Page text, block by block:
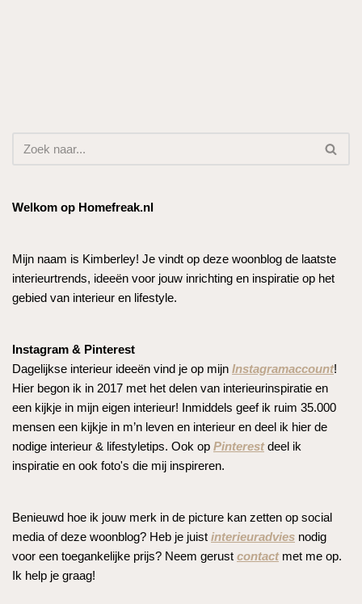
Welkom op Homefreak.nl
Mijn naam is Kimberley! Je vindt op deze woonblog de laatste
interieurtrends, ideeën voor jouw inrichting en inspiratie op het
gebied van interieur en lifestyle.
Instagram & Pinterest
Dagelijkse interieur ideeën vind je op mijn Instagramaccount!
Hier begon ik in 2017 met het delen van interieurinspiratie en
een kijkje in mijn eigen interieur! Inmiddels geef ik ruim 35.000
mensen een kijkje in m’n leven en interieur en deel ik hier de
nodige interieur & lifestyletips. Ook op Pinterestdeel ik
inspiratie en ook foto's die mij inspireren.
Benieuwd hoe ik jouw merk in de picture kan zetten op social
media of deze woonblog? Heb je juist interieuradvies nodig
voor een toegankelijke prijs? Neem gerust contactmet me op.
Ik help je graag!